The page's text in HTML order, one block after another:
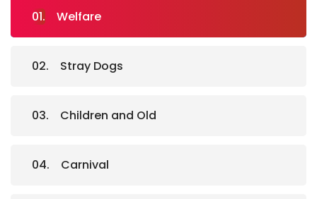
Welfare
Stray Dogs
Children and Old
Carnival